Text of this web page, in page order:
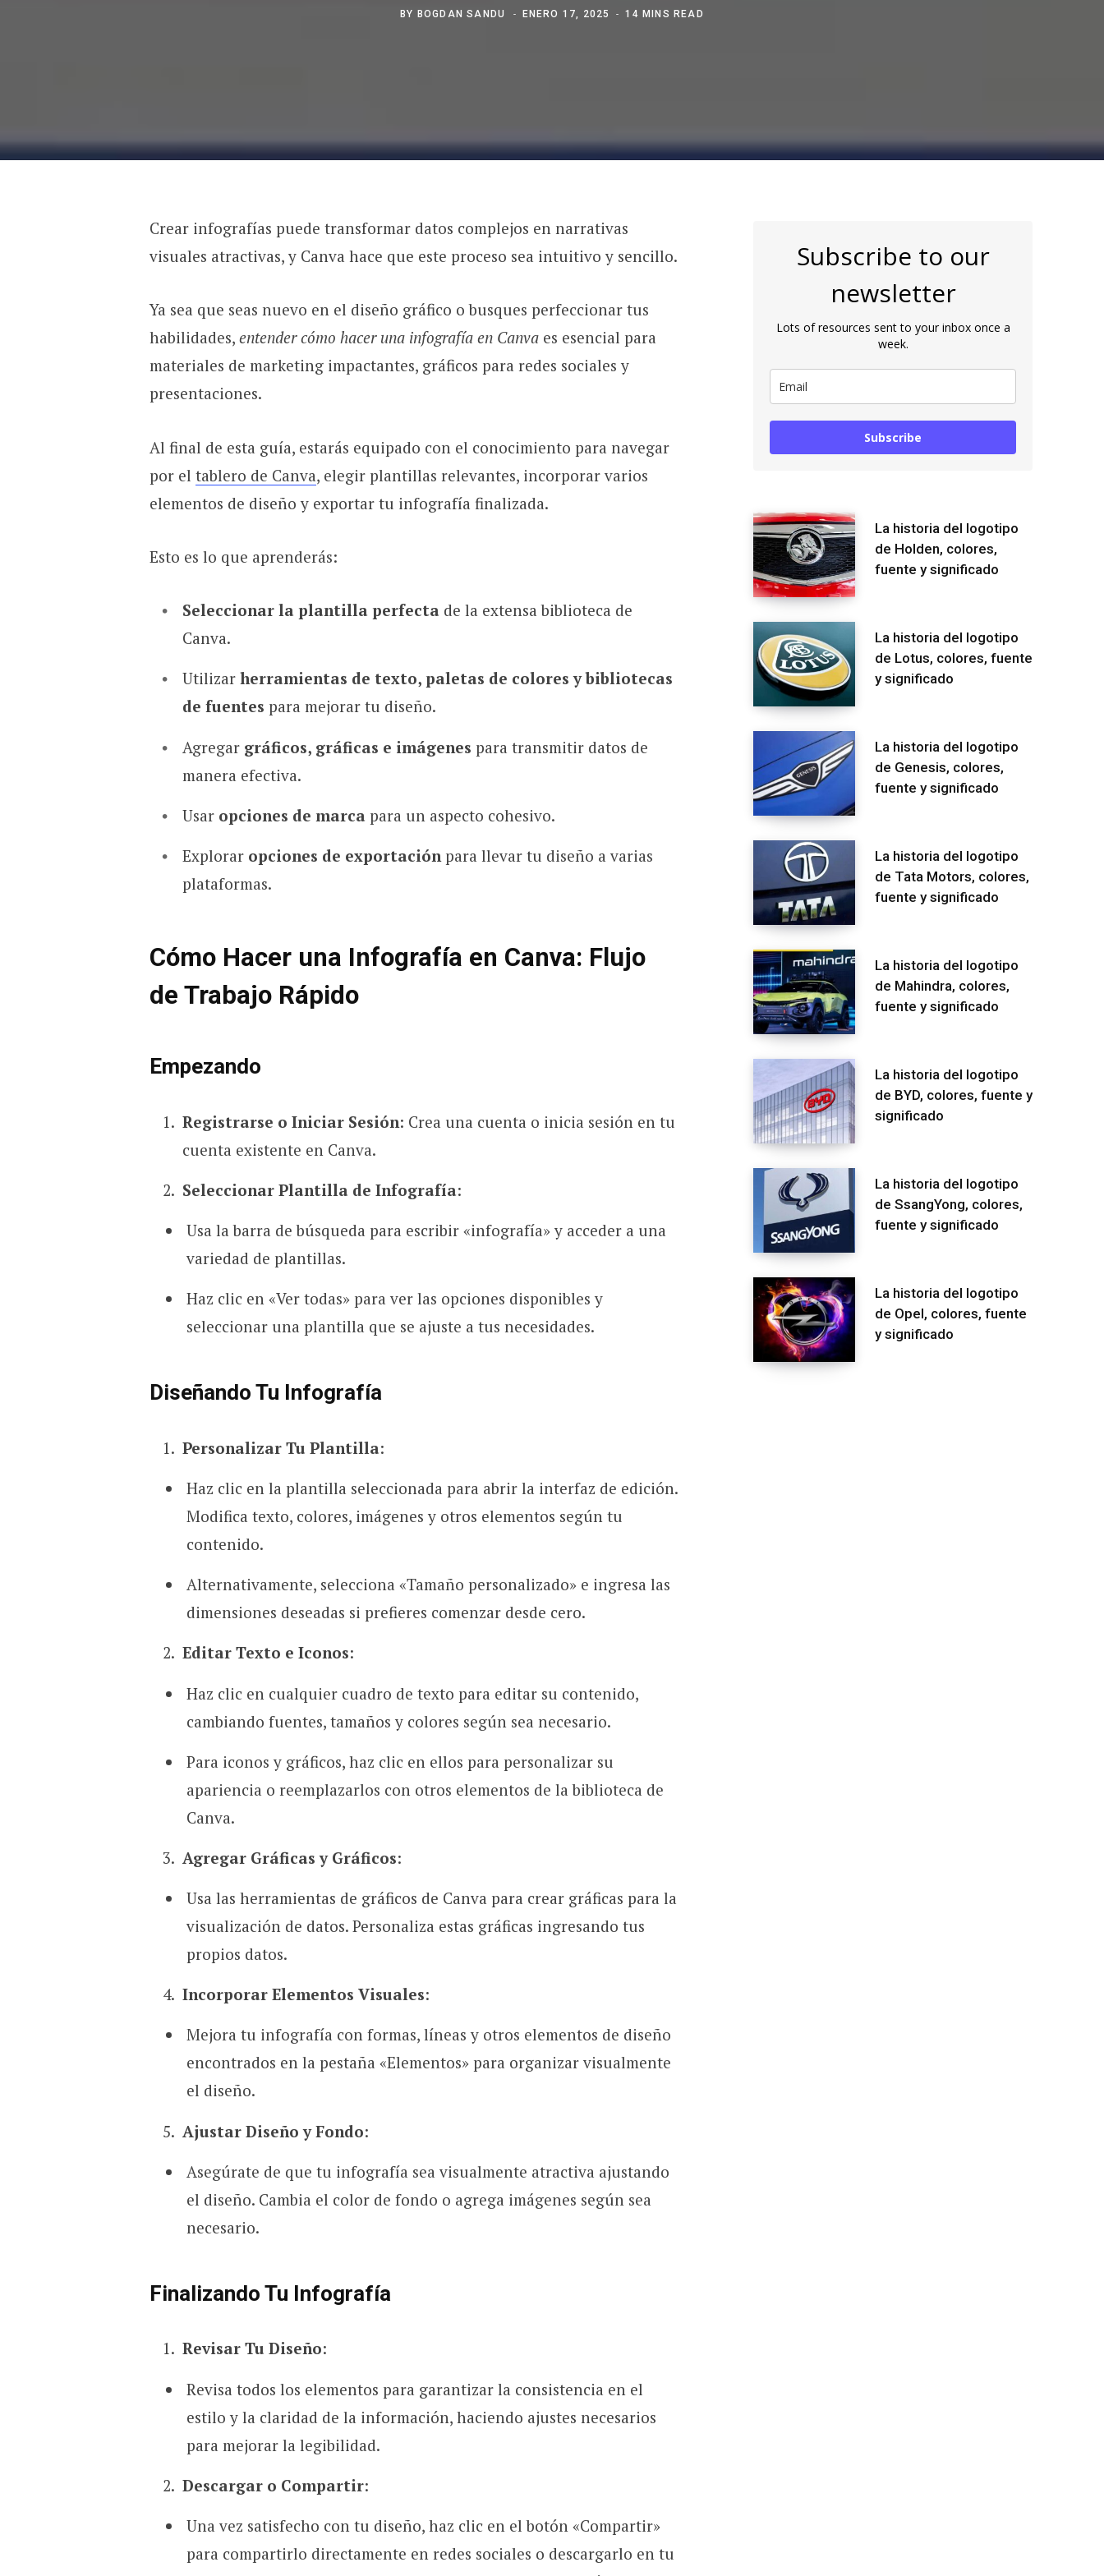
BY BOGDAN SANDU ENERO 17, 2025 14 MINS READ
Crear infografías puede transformar datos complejos en narrativas
visuales atractivas, y Canva hace que este proceso sea intuitivo y sencillo.
Ya sea que seas nuevo en el diseño gráfico o busques perfeccionar tus
habilidades, entender cómo hacer una infografía en Canvaes esencial para
materiales de marketing impactantes, gráficos para redes sociales y
presentaciones.
Al final de esta guía, estarás equipado con el conocimiento para navegar
por el tablero de Canva, elegir plantillas relevantes, incorporar varios
elementos de diseño y exportar tu infografía finalizada.
Esto es lo que aprenderás:
Seleccionar la plantilla perfecta de la extensa biblioteca de
Canva.
Utilizar herramientas de texto, paletas de colores y bibliotecas
de fuentes para mejorar tu diseño.
Agregar gráficos, gráficas e imágenes para transmitir datos de
manera efectiva.
Usar opciones de marca para un aspecto cohesivo.
Explorar opciones de exportaciónpara llevar tu diseño a varias
plataformas.
Cómo Hacer una Infografía en Canva: Flujo
de Trabajo Rápido
Empezando
Registrarse o Iniciar Sesión: Crea una cuenta o inicia sesión en tu
cuenta existente en Canva.
Seleccionar Plantilla de Infografía:
Usa la barra de búsqueda para escribir «infografía» y acceder a una
variedad de plantillas.
Haz clic en «Ver todas» para ver las opciones disponibles y
seleccionar una plantilla que se ajuste a tus necesidades.
Diseñando Tu Infografía
Personalizar Tu Plantilla:
Haz clic en la plantilla seleccionada para abrir la interfaz de edición.
Modifica texto, colores, imágenes y otros elementos según tu
contenido.
Alternativamente, selecciona «Tamaño personalizado» e ingresa las
dimensiones deseadas si prefieres comenzar desde cero.
Editar Texto e Iconos:
Haz clic en cualquier cuadro de texto para editar su contenido,
cambiando fuentes, tamaños y colores según sea necesario.
Para iconos y gráficos, haz clic en ellos para personalizar su
apariencia o reemplazarlos con otros elementos de la biblioteca de
Canva.
Agregar Gráficas y Gráficos:
Usa las herramientas de gráficos de Canva para crear gráficas para la
visualización de datos. Personaliza estas gráficas ingresando tus
propios datos.
Incorporar Elementos Visuales:
Mejora tu infografía con formas, líneas y otros elementos de diseño
encontrados en la pestaña «Elementos» para organizar visualmente
el diseño.
Ajustar Diseño y Fondo:
Asegúrate de que tu infografía sea visualmente atractiva ajustando
el diseño. Cambia el color de fondo o agrega imágenes según sea
necesario.
Finalizando Tu Infografía
Revisar Tu Diseño:
Revisa todos los elementos para garantizar la consistencia en el
estilo y la claridad de la información, haciendo ajustes necesarios
para mejorar la legibilidad.
Descargar o Compartir:
Una vez satisfecho con tu diseño, haz clic en el botón «Compartir»
para compartirlo directamente en redes sociales o descargarlo en tu
Subscribe to our
newsletter
Lots of resources sent to your inbox once a
week.
Subscribe
La historia del logotipo
de Holden, colores,
fuente y significado
La historia del logotipo
de Lotus, colores, fuente
y significado
La historia del logotipo
de Genesis, colores,
fuente y significado
La historia del logotipo
de Tata Motors, colores,
fuente y significado
La historia del logotipo
de Mahindra, colores,
fuente y significado
La historia del logotipo
de BYD, colores, fuente y
significado
La historia del logotipo
de SsangYong, colores,
fuente y significado
La historia del logotipo
de Opel, colores, fuente
y significado